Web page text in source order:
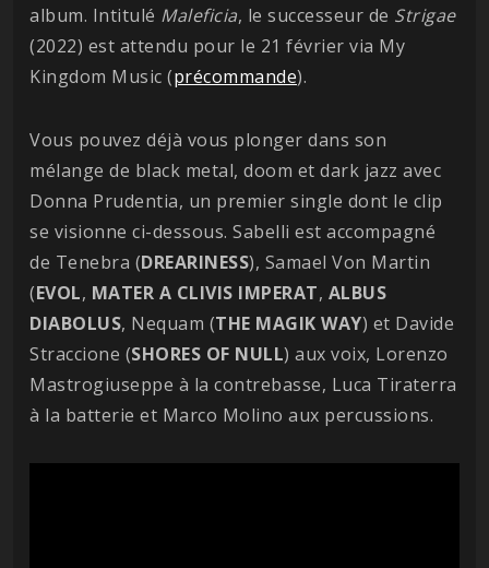
album. Intitulé Maleficia, le successeur de Strigae
(2022) est attendu pour le 21 février via My
Kingdom Music (précommande).
Vous pouvez déjà vous plonger dans son
mélange de black metal, doom et dark jazz avec
Donna Prudentia, un premier single dont le clip
se visionne ci-dessous. Sabelli est accompagné
de Tenebra (DREARINESS), Samael Von Martin
(EVOL, MATER A CLIVIS IMPERAT, ALBUS
DIABOLUS, Nequam (THE MAGIK WAY) et Davide
Straccione (SHORES OF NULL) aux voix, Lorenzo
Mastrogiuseppe à la contrebasse, Luca Tiraterra
à la batterie et Marco Molino aux percussions.